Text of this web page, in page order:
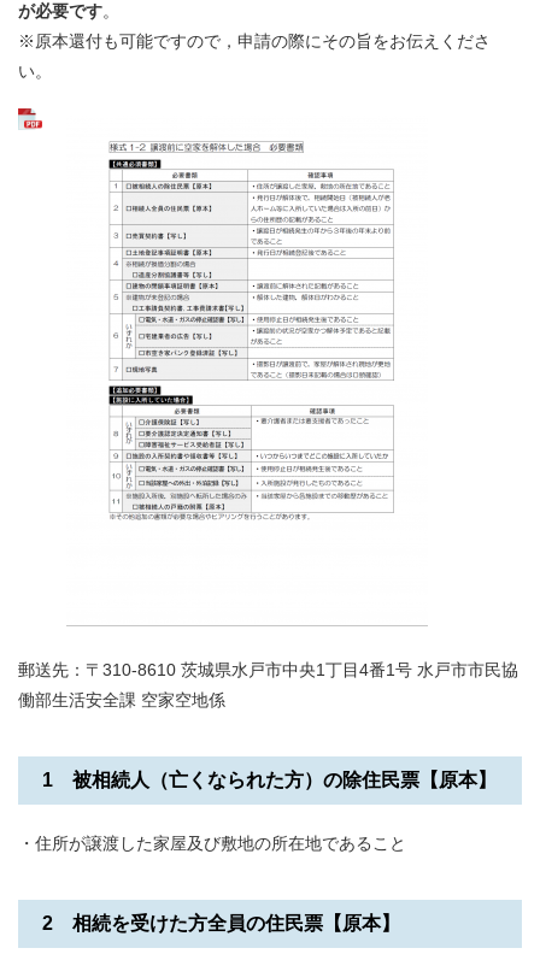
が必要です。
​※原本還付も可能ですので，申請の際にその旨をお伝えくださ
い。
郵送先：〒310-8610 茨城県水戸市中央1丁目4番1号 水戸市市民協
働部生活安全課 空家空地係
1 被相続人（亡くなられた方）の除住民票【原本】
・住所が譲渡した家屋及び敷地の所在地であること
2 相続を受けた方全員の住民票【原本】